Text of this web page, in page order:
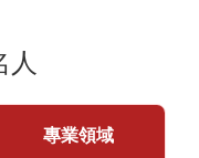
人
專業領域